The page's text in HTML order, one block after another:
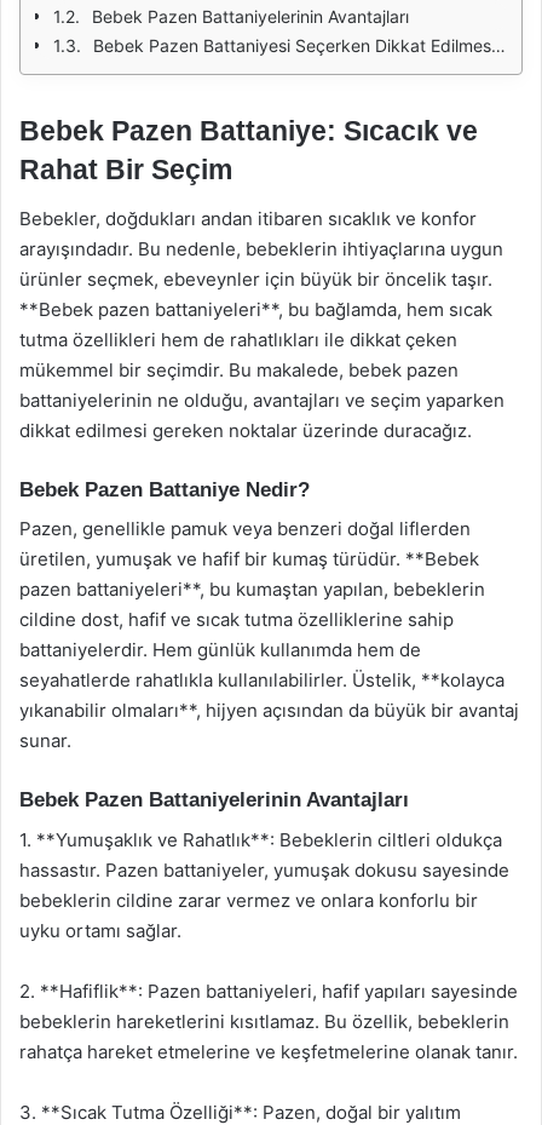
Bebek Pazen Battaniyelerinin Avantajları
Bebek Pazen Battaniyesi Seçerken Dikkat Edilmesi Gerekenler
Bebek Pazen Battaniye: Sıcacık ve
Rahat Bir Seçim
Bebekler, doğdukları andan itibaren sıcaklık ve konfor
arayışındadır. Bu nedenle, bebeklerin ihtiyaçlarına uygun
ürünler seçmek, ebeveynler için büyük bir öncelik taşır.
**Bebek pazen battaniyeleri**, bu bağlamda, hem sıcak
tutma özellikleri hem de rahatlıkları ile dikkat çeken
mükemmel bir seçimdir. Bu makalede, bebek pazen
battaniyelerinin ne olduğu, avantajları ve seçim yaparken
dikkat edilmesi gereken noktalar üzerinde duracağız.
Bebek Pazen Battaniye Nedir?
Pazen, genellikle pamuk veya benzeri doğal liflerden
üretilen, yumuşak ve hafif bir kumaş türüdür. **Bebek
pazen battaniyeleri**, bu kumaştan yapılan, bebeklerin
cildine dost, hafif ve sıcak tutma özelliklerine sahip
battaniyelerdir. Hem günlük kullanımda hem de
seyahatlerde rahatlıkla kullanılabilirler. Üstelik, **kolayca
yıkanabilir olmaları**, hijyen açısından da büyük bir avantaj
sunar.
Bebek Pazen Battaniyelerinin Avantajları
1. **Yumuşaklık ve Rahatlık**: Bebeklerin ciltleri oldukça
hassastır. Pazen battaniyeler, yumuşak dokusu sayesinde
bebeklerin cildine zarar vermez ve onlara konforlu bir
uyku ortamı sağlar.
2. **Hafiflik**: Pazen battaniyeleri, hafif yapıları sayesinde
bebeklerin hareketlerini kısıtlamaz. Bu özellik, bebeklerin
rahatça hareket etmelerine ve keşfetmelerine olanak tanır.
3. **Sıcak Tutma Özelliği**: Pazen, doğal bir yalıtım